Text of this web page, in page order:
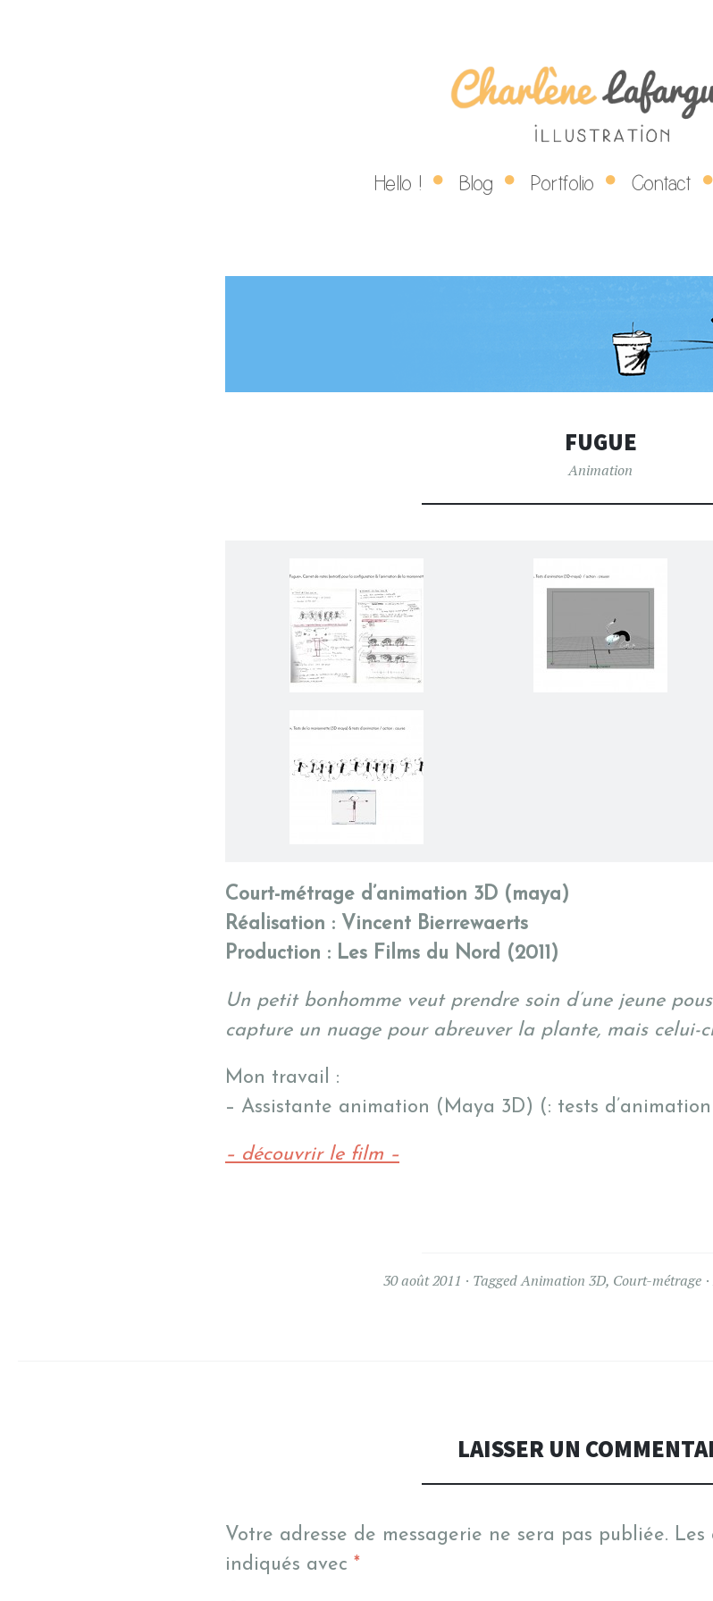
CHARLÈNE SKIP TO
Hello ! Blog Portfolio Contact
FUGUE
Animation
Court-métrage d’animation 3D (maya)
Réalisation : Vincent Bierrewaerts
Production : Les Films du Nord (2011)
Un petit bonhomme veut prendre soin d’une jeune
capture un nuage pour abreuver la plante, mais celui-
Mon travail :
– Assistante animation (Maya 3D) (: tests
– découvrir le film –
30 août 2011 TaggedAnimation 3D, Court-métrage
LAISSER UN
Votre adresse de messagerie ne sera pas publiée. Les
indiqués avec *